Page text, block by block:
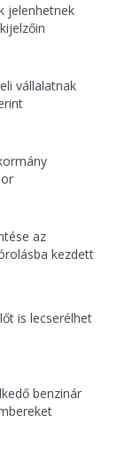
jelenhetnek
vállalatnak
az
kezdett
is lecserélhet
benzinár